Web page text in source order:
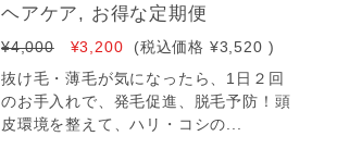
ヘアケア, お得な定期便
¥4,000 ¥3,200 (税込価格 ¥3,520 )
抜け毛・薄毛が気になったら、1日２回
のお手入れで、発毛促進、脱毛予防！頭
皮環境を整えて、ハリ・コシの...